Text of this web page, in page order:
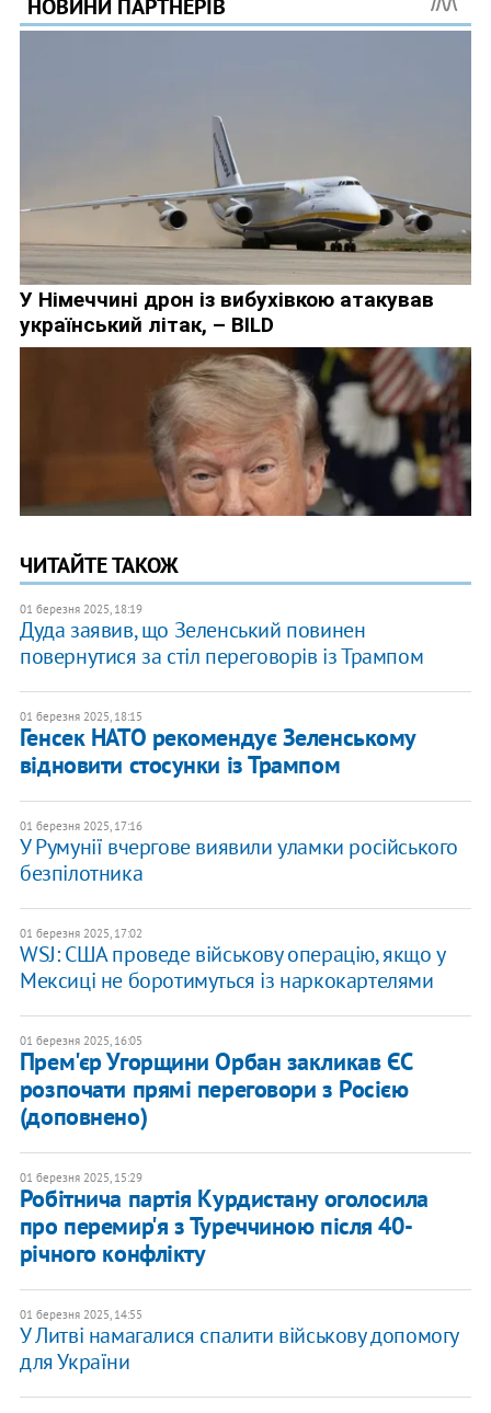
ЧИТАЙТЕ ТАКОЖ
01 березня 2025, 18:19
Дуда заявив, що Зеленський повинен
повернутися за стіл переговорів із Трампом
01 березня 2025, 18:15
Генсек НАТО рекомендує Зеленському
відновити стосунки із Трампом
01 березня 2025, 17:16
У Румунії вчергове виявили уламки російського
безпілотника
01 березня 2025, 17:02
WSJ: США проведе військову операцію, якщо у
Мексиці не боротимуться із наркокартелями
01 березня 2025, 16:05
Прем'єр Угорщини Орбан закликав ЄС
розпочати прямі переговори з Росією
(доповнено)
01 березня 2025, 15:29
​Робітнича партія Курдистану оголосила
про перемир'я з Туреччиною після 40-
річного конфлікту
01 березня 2025, 14:55
У Литві намагалися спалити військову допомогу
для України